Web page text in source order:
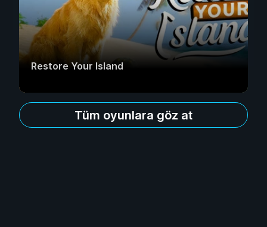
Restore Your Island
Tüm oyunlara göz at